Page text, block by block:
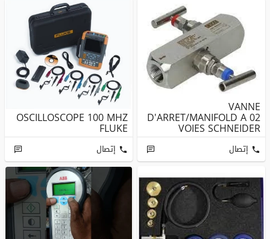
VANNE
D'ARRET/MANIFOLD A 02
VOIES SCHNEIDER
إتصال
OSCILLOSCOPE 100 MHZ
FLUKE
إتصال